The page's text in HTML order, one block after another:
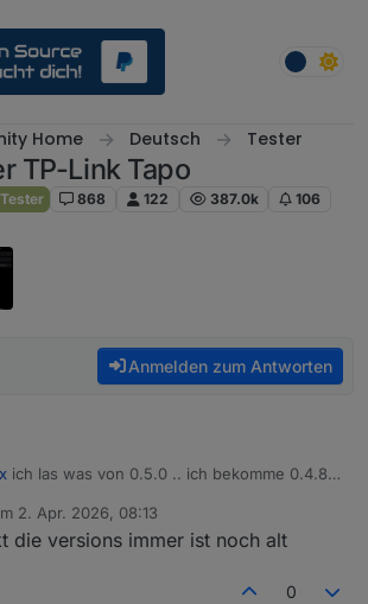
Home Deutsch Tester
TP-Link Tapo
868 122 387.0k 106
Anmelden zum Antworten
ich las was von 0.5.0 .. ich bekomme 0.4.8.
2. Apr. 2026, 08:13
von
die versions immer ist noch alt
0